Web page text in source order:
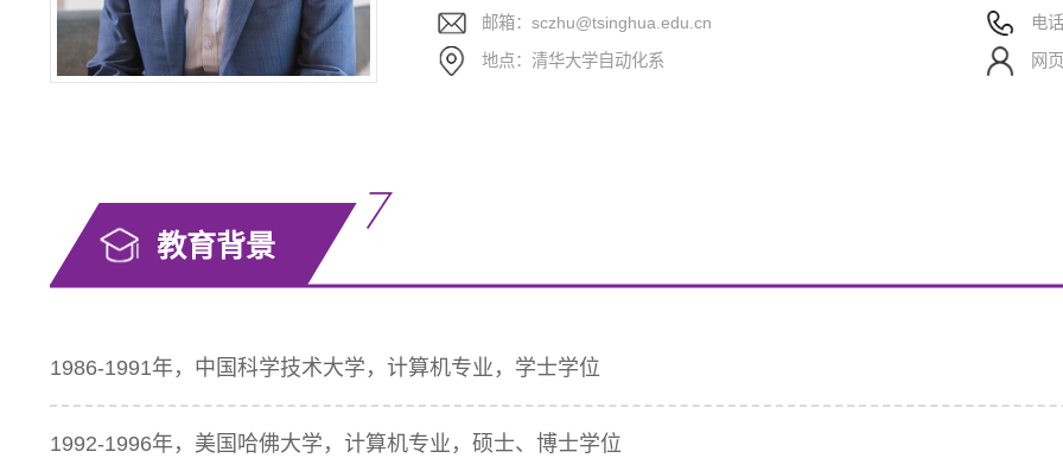
邮箱：sczhu@tsinghua.edu.cn
电
地点：清华大学自动化系
网
教育背景
1986-1991年，中国科学技术大学，计算机专业，学士学位
1992-1996年，美国哈佛大学，计算机专业，硕士、博士学位